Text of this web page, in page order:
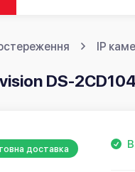
IP
DS-
доставка